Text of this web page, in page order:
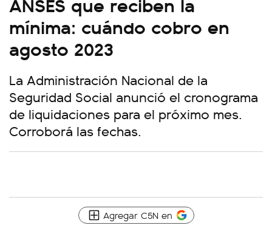
mínima: cuándo cobro en
agosto 2023
La Administración Nacional de la
Seguridad Social anunció el cronograma
de liquidaciones para el próximo mes.
Corroborá las fechas.
Agregar C5N en